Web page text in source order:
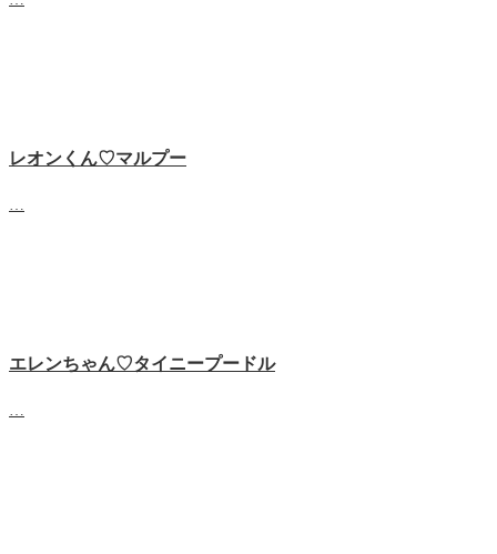
レオンくん♡マルプー
エレンちゃん♡タイニープードル